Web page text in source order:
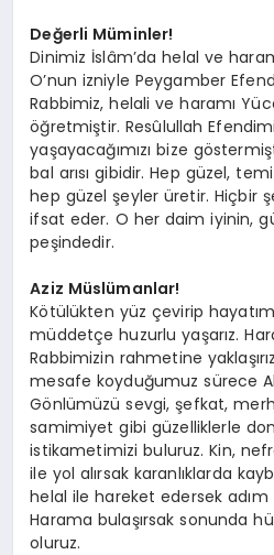
Değerli Müminler!
Dinimiz İslâm’da helal ve
O’nun izniyle Peygamber
Rabbimiz, helali ve haramı
öğretmiştir. Resûlullah
yaşayacağımızı bize
bal arısı gibidir. Hep güzel,
hep güzel şeyler üretir. Hiçbir
ifsat eder. O her daim iyinin,
peşindedir.
Aziz Müslümanlar!
Kötülükten yüz çevirip
müddetçe huzurlu yaşarız.
Rabbimizin rahmetine
mesafe koyduğumuz sürece
Gönlümüzü sevgi, şefkat,
samimiyet gibi güzelliklerle
istikametimizi buluruz. Kin,
ile yol alırsak karanlıklarda
helal ile hareket edersek
Harama bulaşırsak sonunda
oluruz.